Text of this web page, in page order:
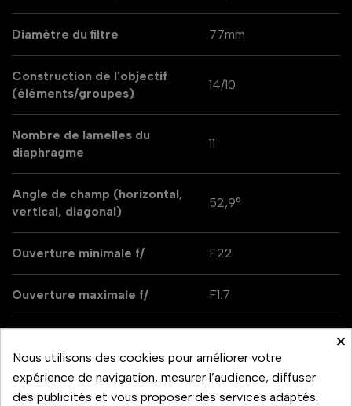
Diamètre du filtre 77mm
Construction de l'objectif
(éléments/groupes)
14/10
Nombre de lamelles du
diaphragme
11
Angle de champ (horizontal,
vertical, diagonal)
52,9°
Ouverture minimale f/ F22
Ouverture maximale f/ F1.7
Distance focale 55 mm
×
Nous utilisons des cookies pour améliorer votre
expérience de navigation, mesurer l’audience, diffuser
des publicités et vous proposer des services adaptés.